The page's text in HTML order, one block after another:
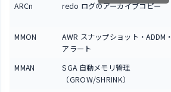
ARCn redo ログのアーカイブコピー
MMON
AWR スナップショット・ADDM・
アラート
MMAN
SGA 自動メモリ管理
（GROW/SHRINK）